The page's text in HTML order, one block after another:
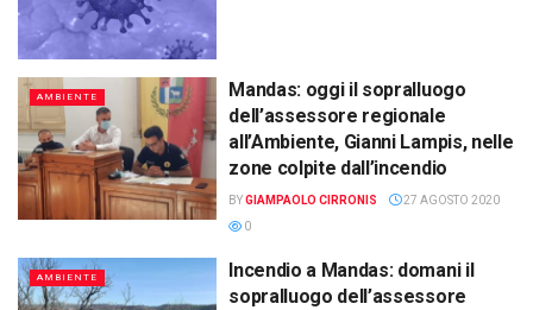
AMBIENTE
Mandas: oggi il sopralluogo
dell’assessore regionale
all’Ambiente, Gianni Lampis, nelle
zone colpite dall’incendio
BYGIAMPAOLO CIRRONIS
27 AGOSTO 2020
0
AMBIENTE
Incendio a Mandas: domani il
sopralluogo dell’assessore